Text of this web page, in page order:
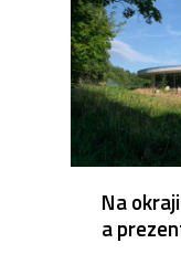
Na
a